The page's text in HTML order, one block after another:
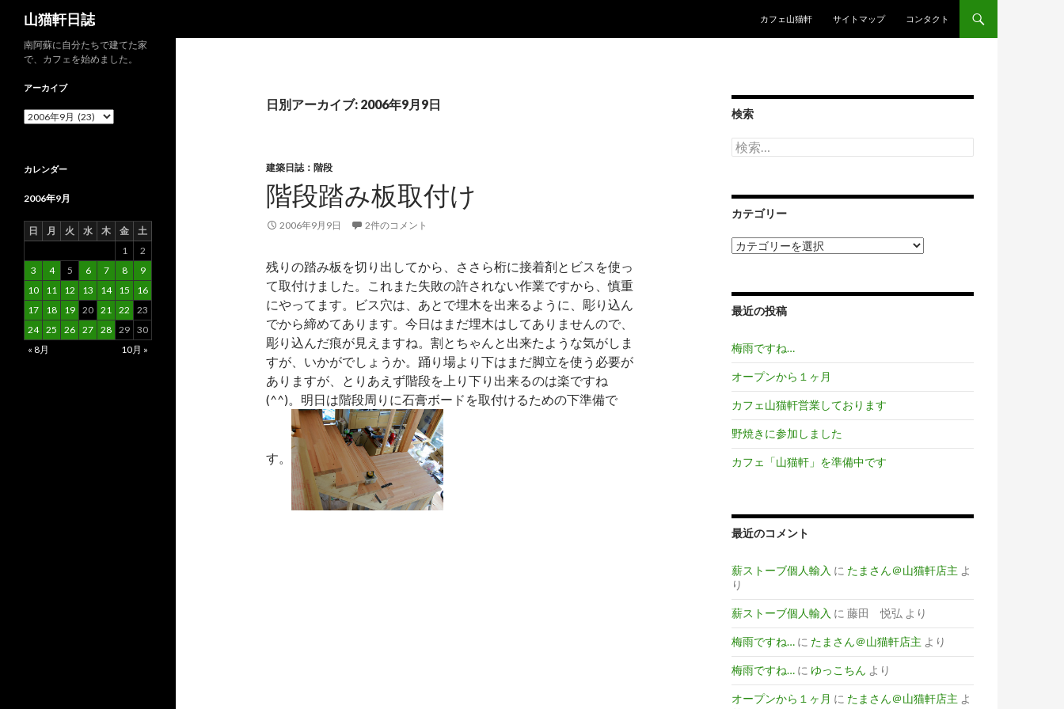
山猫軒日誌
カフェ山猫軒
サイトマップ コンタクト
日別アーカイブ: 2006年9月9日
建築日誌：階段
階段踏み板取付け
2006年9月9日 2件のコメント
残りの踏み板を切り出してから、ささら桁に接着剤とビスを使っ
て取付けました。これまた失敗の許されない作業ですから、慎重
にやってます。ビス穴は、あとで埋木を出来るように、彫り込ん
でから締めてあります。今日はまだ埋木はしてありませんので、
彫り込んだ痕が見えますね。割とちゃんと出来たような気がしま
すが、いかがでしょうか。踊り場より下はまだ脚立を使う必要が
ありますが、とりあえず階段を上り下り出来るのは楽ですね
(^^)。明日は階段周りに石膏ボードを取付けるための下準備で
す。
検索
検
索:
カテゴリー
カ
テ
ー
最近の投稿
梅雨ですね…
オープンから１ヶ月
カフェ山猫軒営業しております
野焼きに参加しました
カフェ「山猫軒」を準備中です
最近のコメント
薪ストーブ個人輸入 に たまさん＠山猫軒店主 よ
り
薪ストーブ個人輸入 に 藤田 悦弘 より
梅雨ですね… に たまさん＠山猫軒店主 より
梅雨ですね… に ゆっこちん より
オープンから１ヶ月 に たまさん＠山猫軒店主 よ
南阿蘇に自分たちで建てた家
で、カフェを始めました。
アーカイブ
ア
ブ
カレンダー
2006年9月
日 月 火 水 木 金
土
1
2
3
4 5 6 7 8
9
10
11 12 13 14 15
16
17
18 19 20 21 22
23
24 25 26 27 28 29 30
« 8月
10月 »